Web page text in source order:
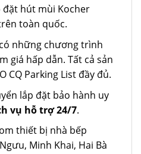
đặt hút mùi Kocher
toàn quốc.
những chương trình
giá hấp dẫn. Tất cả sản
CQ Parking List đầy đủ.
lắp đặt bảo hành uy
vụ hỗ trợ 24/7.
thiết bị nhà bếp
Minh Khai, Hai Bà